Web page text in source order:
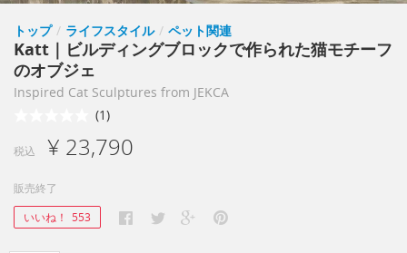
トップ / ライフスタイル / ペット関連
Katt｜ビルディングブロックで作られた猫モチーフ
のオブジェ
Inspired Cat Sculptures from JEKCA
(1)
税込 ¥ 23,790
販売終了
いいね！ 553